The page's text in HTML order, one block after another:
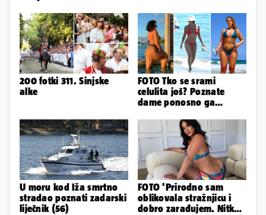
200 fotki 311. Sinjske
alke
FOTO Tko se srami
celulita još? Poznate
dame ponosno ga
obline
U moru kod Iža smrtno
stradao poznati zadarski
liječnik (56)
FOTO 'Prirodno sam
oblikovala stražnjicu i
dobro zarađujem. Nitko